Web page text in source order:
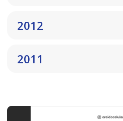
2012
2011